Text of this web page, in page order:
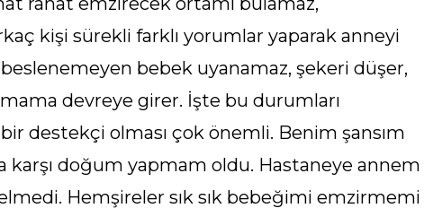
kişi sürekli farklı yorumlar yaparak anneyi
bebek uyanamaz, şekeri düşer,
mama devreye girer. İşte bu durumları
destekçi olması çok önemli. Benim şansım
doğum yapmam oldu. Hastaneye annem
Hemşireler sık sık bebeğimi emzirmemi